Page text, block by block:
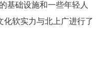
基础设施和一些年轻人
化软实力与北上广进行了